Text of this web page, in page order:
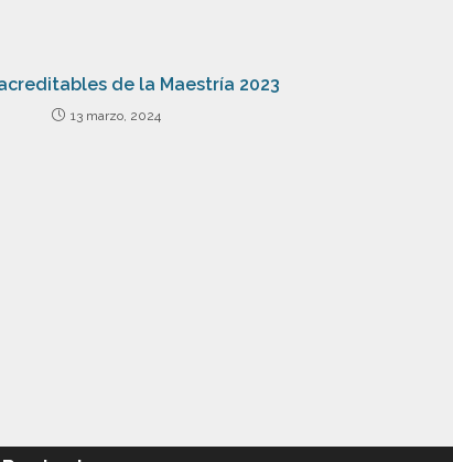
de la Maestría 2023
13 marzo, 2024